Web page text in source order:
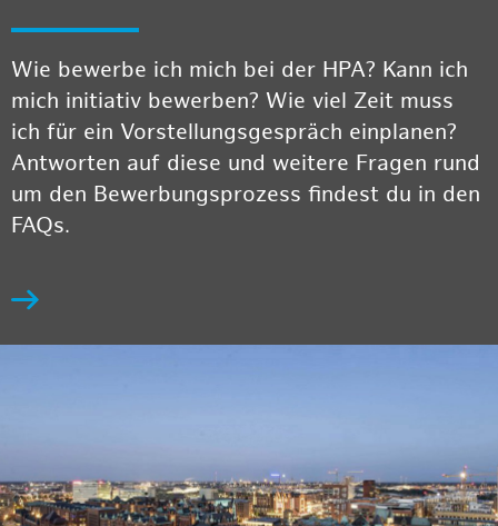
Wie bewerbe ich mich bei der HPA? Kann ich
mich initiativ bewerben? Wie viel Zeit muss
ich für ein Vorstellungsgespräch einplanen?
Antworten auf diese und weitere Fragen rund
um den Bewerbungsprozess findest du in den
FAQs.